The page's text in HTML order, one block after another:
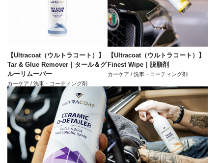
【Ultracoat（ウルトラコート）】
Tar & Glue Remover｜タール＆グ
ルーリムーバー
カーケア / 洗車・コーティング剤
【Ultracoat（ウルトラコート）】
Finest Wipe｜脱脂剤
カーケア / 洗車・コーティング剤